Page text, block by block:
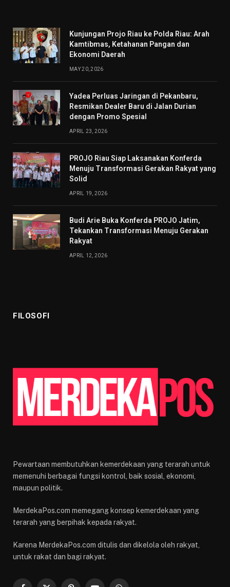
Kunjungan Projo Riau ke Polda Riau: Arah
Kamtibmas, Ketahanan Pangan dan
Ekonomi Daerah
MAY 20, 2026
Yadea Perluas Jaringan di Pekanbaru,
Resmikan Dealer Baru di Jalan Durian
dengan Promo Spesial
APRIL 23, 2026
PROJO Riau Siap Laksanakan Konferda
Menuju Transformasi Gerakan Rakyat yang
Solid
APRIL 19, 2026
Budi Arie Buka Konferda PROJO Jatim,
Tekankan Transformasi Menuju Gerakan
Rakyat
APRIL 12, 2026
FILOSOFI
Pewartaan membutuhkan kemerdekaan yang terarah untuk
memenuhi berbagai fungsi kontrol, baik sosial, ekonomi,
maupun politik.
MerdekaPos.com memegang konsep kemerdekaan yang
terarah yang berpihak kepada rakyat.
Karena MerdekaPos.com ditulis dan dikelola oleh rakyat,
untuk rakat dan bagi rakyat.